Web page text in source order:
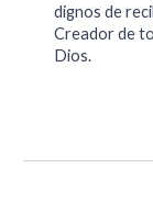
dignos de
Creador de
Dios.